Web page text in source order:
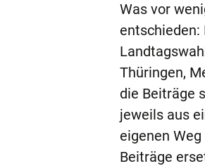
Was vor
entschieden:
Thüringen,
die Beiträge
jeweils aus
eigenen
Beiträge